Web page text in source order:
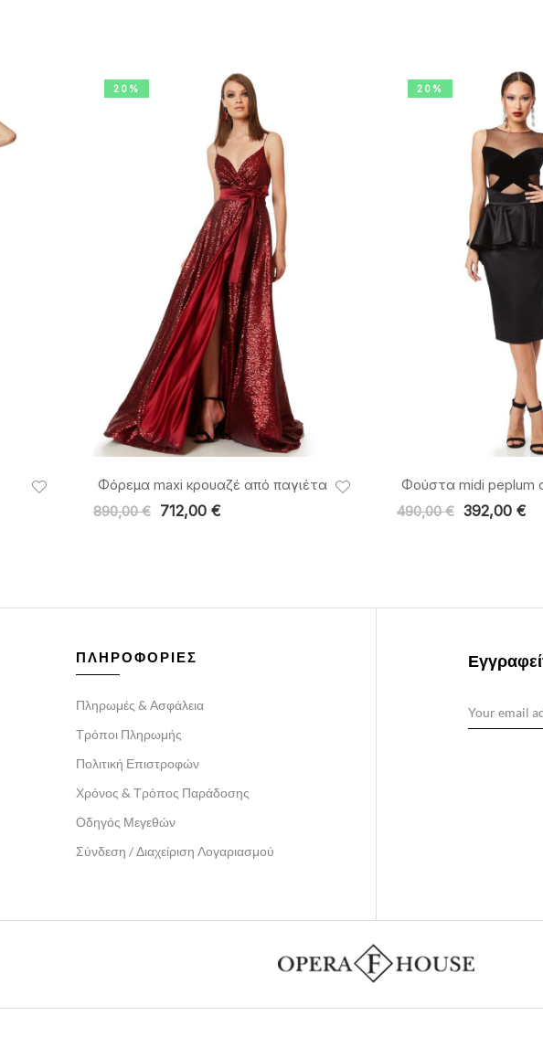
20%
Φόρεμα maxi κρουαζέ από παγιέτα
890,00€ 712,00 €
20%
Φούστα midi peplum
490,00€ 392,00 €
ΠΛΗΡΟΦΟΡΙΕΣ
Πληρωμές & Ασφάλεια
Τρόποι Πληρωμής
Πολιτική Επιστροφών
Χρόνος & Τρόπος Παράδοσης
Οδηγός Μεγεθών
Σύνδεση / Διαχείριση Λογαριασμού